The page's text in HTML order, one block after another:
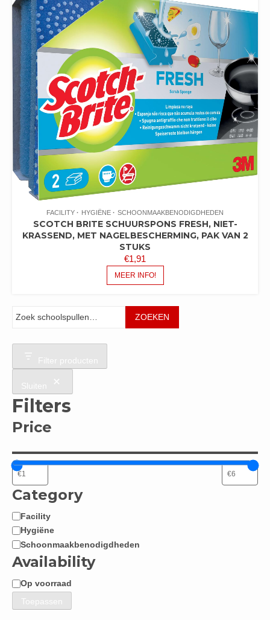
FACILITY HYGIËNE SCHOONMAAKBENODIGDHEDEN
SCOTCH BRITE SCHUURSPONS FRESH, NIET-
KRASSEND, MET NAGELBESCHERMING, PAK VAN 2
STUKS
€1,91
MEER INFO!
ZOEKEN
Filter producten
Sluiten
Filters
Price
Category
Categorie
Facility
Hygiëne
Schoonmaakbenodigdheden
Availability
Beschikbaarheid
Op voorraad
Toepassen